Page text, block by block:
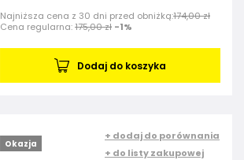
Najniższa cena z 30 dni przed obniżką:174,00 zł
Cena regularna:175,00 zł -1%
Dodaj do koszyka
Okazja
+ dodaj do porównania
+ do listy zakupowej